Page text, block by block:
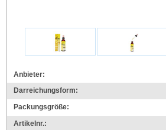
Anbieter:
Darreichungsform:
Packungsgröße:
Artikelnr.: